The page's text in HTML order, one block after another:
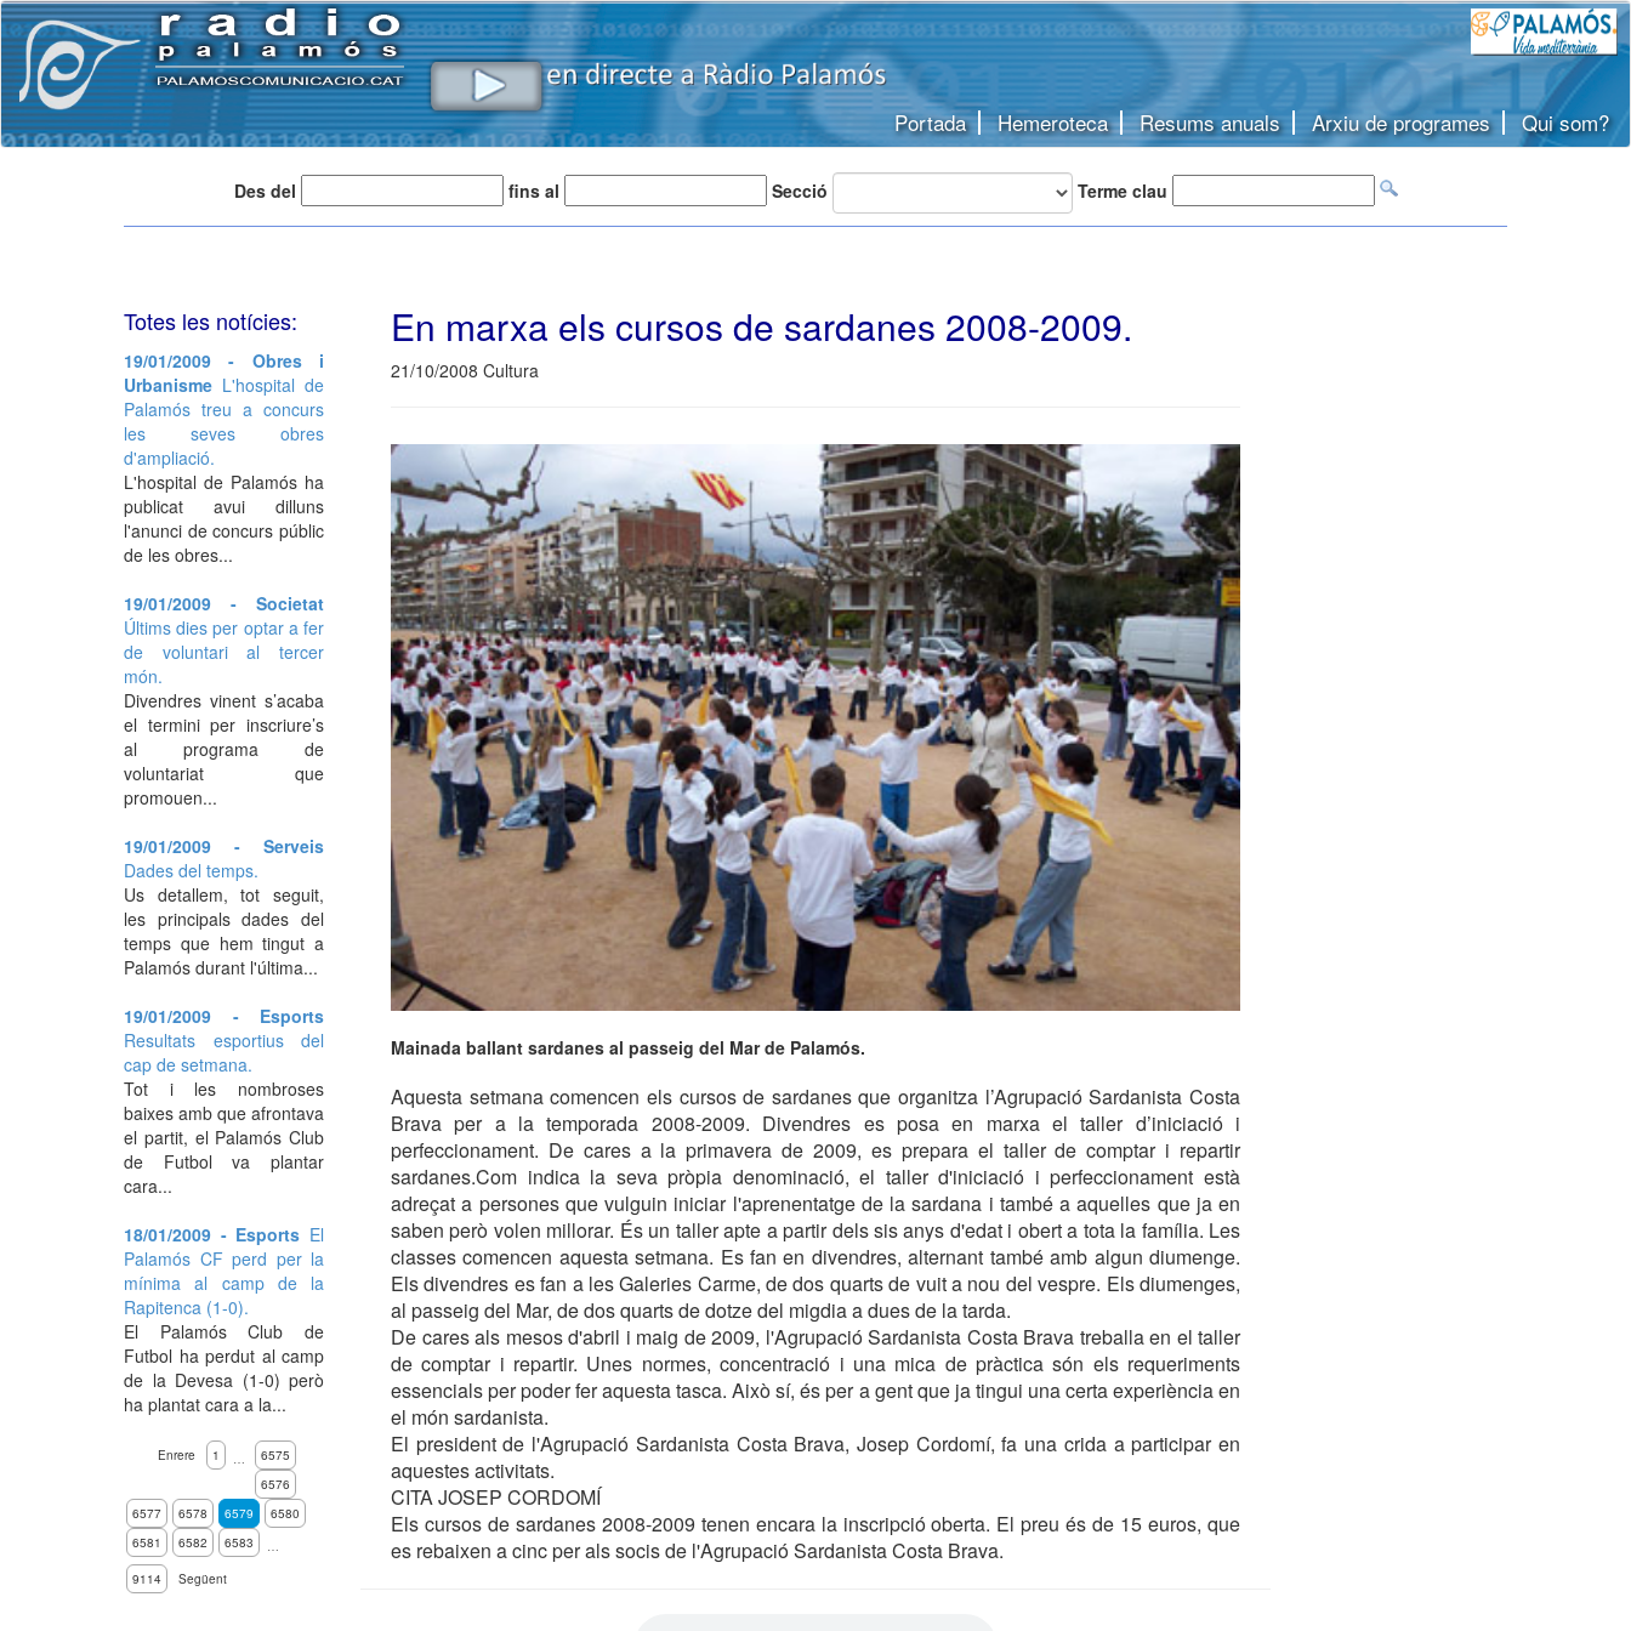
Portada Hemeroteca Resums anuals Arxiu de programes Qui som?
Des del fins al Secció Terme clau
En marxa els cursos de sardanes 2008-2009.
21/10/2008 Cultura
Mainada ballant sardanes al passeig del Mar de Palamós.
Aquesta setmana comencen els cursos de sardanes que organitza l’Agrupació Sardanista Costa
Brava per a la temporada 2008-2009. Divendres es posa en marxa el taller d’iniciació i
perfeccionament. De cares a la primavera de 2009, es prepara el taller de comptar i repartir
sardanes.Com indica la seva pròpia denominació, el taller d'iniciació i perfeccionament està
adreçat a persones que vulguin iniciar l'aprenentatge de la sardana i també a aquelles que ja en
saben però volen millorar. És un taller apte a partir dels sis anys d'edat i obert a tota la família. Les
classes comencen aquesta setmana. Es fan en divendres, alternant també amb algun diumenge.
Els divendres es fan a les Galeries Carme, de dos quarts de vuit a nou del vespre. Els diumenges,
al passeig del Mar, de dos quarts de dotze del migdia a dues de la tarda.
De cares als mesos d'abril i maig de 2009, l'Agrupació Sardanista Costa Brava treballa en el taller
de comptar i repartir. Unes normes, concentració i una mica de pràctica són els requeriments
essencials per poder fer aquesta tasca. Això sí, és per a gent que ja tingui una certa experiència en
el món sardanista.
El president de l'Agrupació Sardanista Costa Brava, Josep Cordomí, fa una crida a participar en
aquestes activitats.
CITA JOSEP CORDOMÍ
Els cursos de sardanes 2008-2009 tenen encara la inscripció oberta. El preu és de 15 euros, que
es rebaixen a cinc per als socis de l'Agrupació Sardanista Costa Brava.
Totes les notícies:
19/01/2009 - Obres i
Urbanisme L'hospital de
Palamós treu a concurs
les seves obres
d'ampliació.
L'hospital de Palamós ha
publicat avui dilluns
l'anunci de concurs públic
de les obres...
19/01/2009 - Societat
Últims dies per optar a fer
de voluntari al tercer
món.
Divendres vinent s’acaba
el termini per inscriure’s
al programa de
voluntariat que
promouen...
19/01/2009 - Serveis
Dades del temps.
Us detallem, tot seguit,
les principals dades del
temps que hem tingut a
Palamós durant l'última...
19/01/2009 - Esports
Resultats esportius del
cap de setmana.
Tot i les nombroses
baixes amb que afrontava
el partit, el Palamós Club
de Futbol va plantar
cara...
18/01/2009 - Esports El
Palamós CF perd per la
mínima al camp de la
Rapitenca (1-0).
El Palamós Club de
Futbol ha perdut al camp
de la Devesa (1-0) però
ha plantat cara a la...
Enrere 1 …
6575
6576
6577
6578 6579
6580
6581
6582 6583
…
9114
Següent